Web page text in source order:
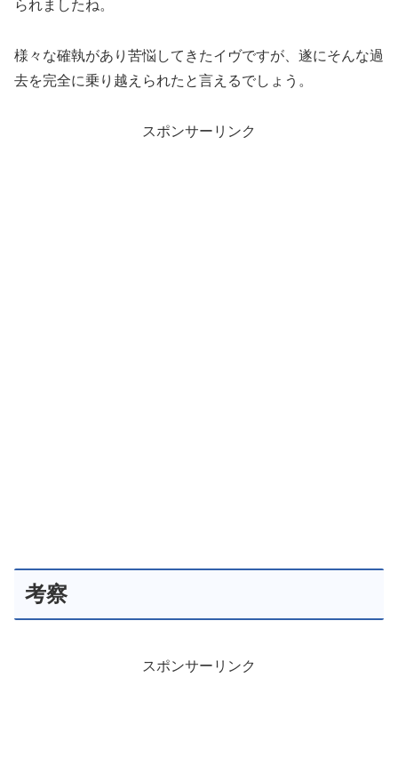
られましたね。
様々な確執があり苦悩してきたイヴですが、遂にそんな過
去を完全に乗り越えられたと言えるでしょう。
スポンサーリンク
考察
スポンサーリンク